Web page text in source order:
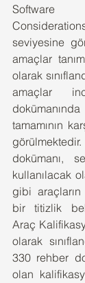
Software
seviyesine
amaçlar
olarak
amaçlar
tamamının
dokümanı,
kullanılacak
gibi
bir titizlik
Araç
olarak
330 rehber
olan